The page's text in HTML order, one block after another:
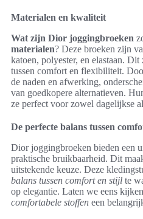
Materialen en kwaliteit
Wat zijn Dior joggingbroeken
materialen? Deze broeken zijn
katoen, polyester, en elastaan.
tussen comfort en flexibiliteit.
de naden en afwerking,
van goedkopere alternatieven.
ze perfect voor zowel dagelijkse
De perfecte balans tussen
Dior joggingbroeken bieden een
praktische bruikbaarheid. Dit
uitstekende keuze. Deze
balans tussen comfort en stijl te
op elegantie. Laten we eens
comfortabele stoffen een